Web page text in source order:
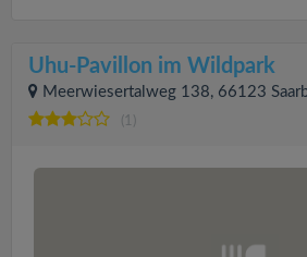
Uhu-Pavillon im Wildpark
Meerwiesertalweg 138, 66123